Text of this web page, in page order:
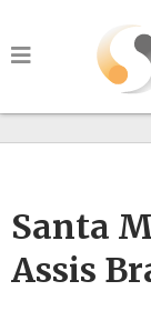
Santa
Assis